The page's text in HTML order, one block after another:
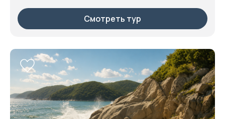
Смотреть тур